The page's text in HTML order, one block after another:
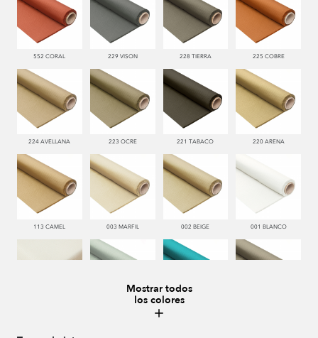
552 CORAL 229 VISON 228 TIERRA 225 COBRE
224 AVELLANA 223 OCRE 221 TABACO 220 ARENA
113 CAMEL 003 MARFIL 002 BEIGE 001 BLANCO
Mostrar todos
los colores